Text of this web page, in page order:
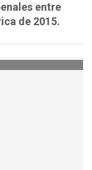
entre
de 2015.